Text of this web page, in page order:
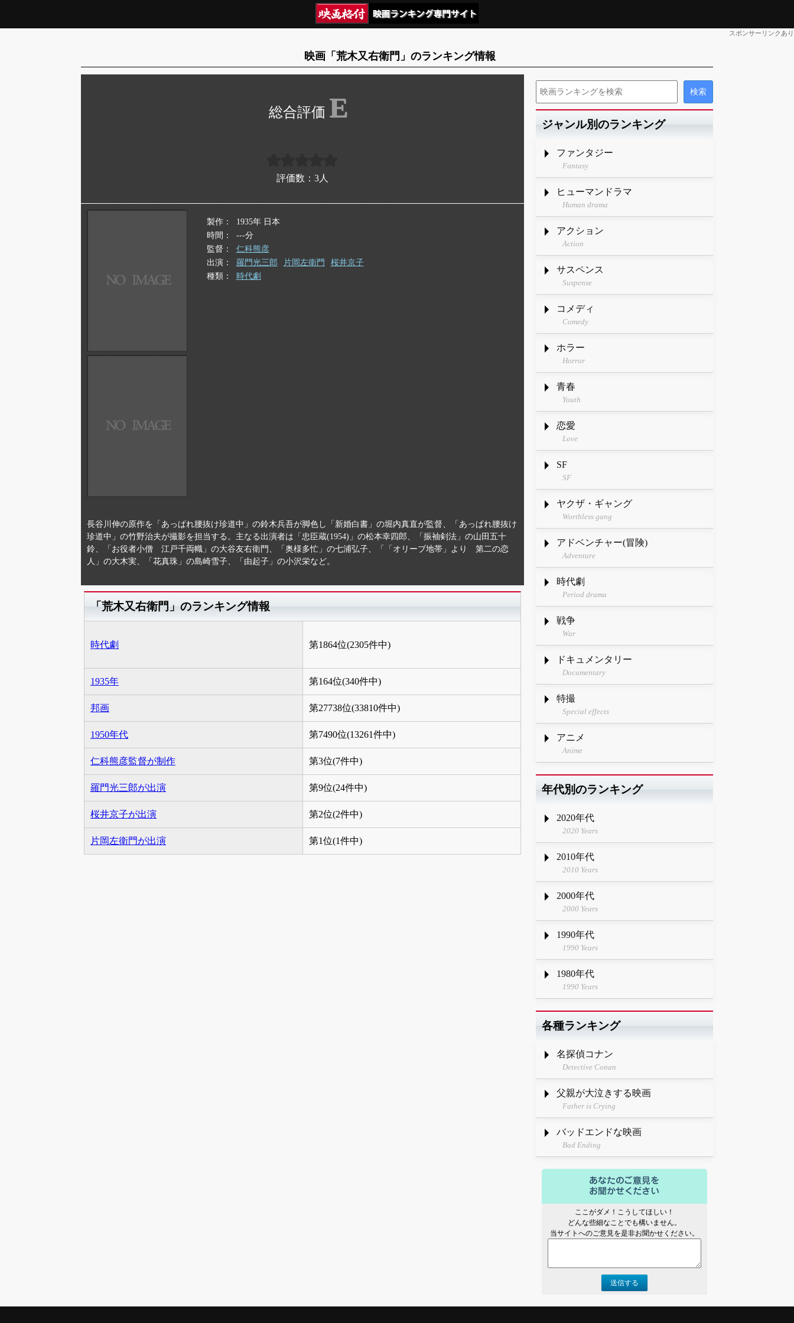
スポンサーリンクあり
映画「荒木又右衛門」のランキング情報
E
評価数： 3 人
製作
1935年 日本
時間
---分
監督
仁科熊彦
出演
羅門光三郎 片岡左衛門
桜井京子
種類
時代劇
長谷川伸の原作を「あっぱれ腰抜け珍道中」の鈴木兵吾が脚色し「新婚白書」の堀内真直が監督、「あっぱれ腰抜け
珍道中」の竹野治夫が撮影を担当する。主なる出演者は「忠臣蔵(1954)」の松本幸四郎、「振袖剣法」の山田五十
鈴、「お役者小僧 江戸千両幟」の大谷友右衛門、「奥様多忙」の七浦弘子、「「オリーブ地帯」より 第二の恋
人」の大木実、「花真珠」の島崎雪子、「由起子」の小沢栄など。
「荒木又右衛門」のランキング情報
時代劇 第1864位(2305件中)
1935年 第164位(340件中)
邦画 第27738位(33810件中)
1950年代 第7490位(13261件中)
仁科熊彦監督が制作 第3位(7件中)
羅門光三郎が出演 第9位(24件中)
桜井京子が出演 第2位(2件中)
片岡左衛門が出演 第1位(1件中)
ジャンル別のランキング
ファンタジー
Fantasy
ヒューマンドラマ
Human drama
アクション
Action
サスペンス
Suspense
コメディ
Comedy
ホラー
Horror
青春
Youth
恋愛
Love
SF
SF
ヤクザ・ギャング
Worthless gang
アドベンチャー(冒険)
Adventure
時代劇
Period drama
戦争
War
ドキュメンタリー
Documentary
特撮
Special effects
アニメ
Anime
年代別のランキング
2020年代
2020 Years
2010年代
2010 Years
2000年代
2000 Years
1990年代
1990 Years
1980年代
1990 Years
各種ランキング
名探偵コナン
Detective Conan
父親が大泣きする映画
Father is Crying
バッドエンドな映画
Bad Ending
ここがダメ！こうしてほしい！
どんな些細なことでも構いません。
当サイトへのご意見を是非お聞かせください。
送信する